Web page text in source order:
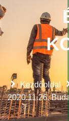
Kezdőoldal
2020.11.26.